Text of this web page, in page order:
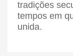
tradições
tempos em
unida.